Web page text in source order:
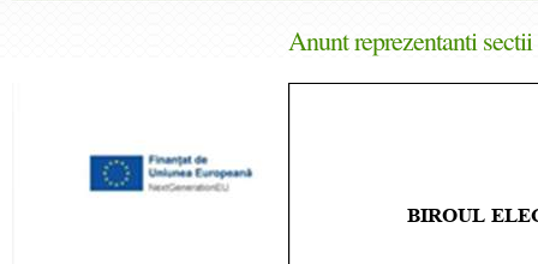
Anunt reprezentanti sectii